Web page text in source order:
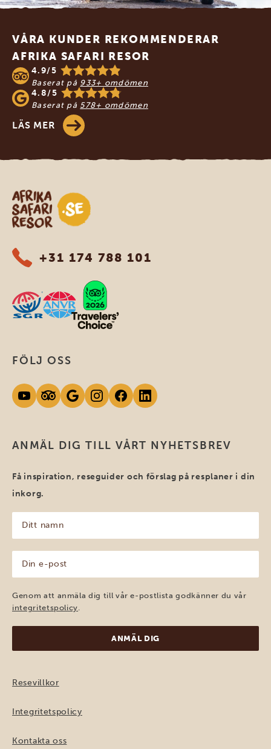
Footer
VÅRA KUNDER REKOMMENDERAR
AFRIKA SAFARI RESOR
4.9/5
Baserat på 933+ omdömen
4.8/5
Baserat på 578+ omdömen
LÄS MER
Safari-resor i Afrika
+31 174 788 101
ANMÄL DIG TILL VÅRT NYHETSBREV
Få inspiration, reseguider och förslag på resplaner i din
inkorg.
namn
(Obligatoriskt)
post
(Obligatoriskt)
Genom att anmäla dig till vår e-postlista godkänner du vår
integritetspolicy
FÖLJ OSS
Resevillkor
Integritetspolicy
Kontakta oss